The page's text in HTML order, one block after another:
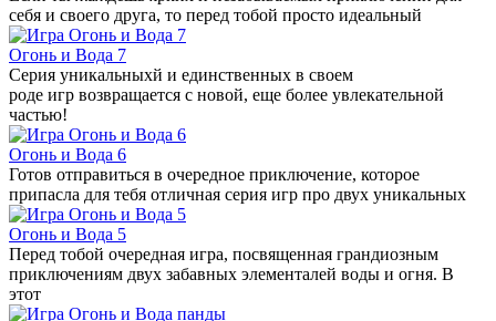
себя и своего друга, то перед тобой просто идеальный
Огонь и Вода 7
Серия уникальныхй и единственных в своем
роде игр возвращается с новой, еще более увлекательной
частью!
Огонь и Вода 6
Готов отправиться в очередное приключение, которое
припасла для тебя отличная серия игр про двух уникальных
Огонь и Вода 5
Перед тобой очередная игра, посвященная грандиозным
приключениям двух забавных элементалей воды и огня. В
этот